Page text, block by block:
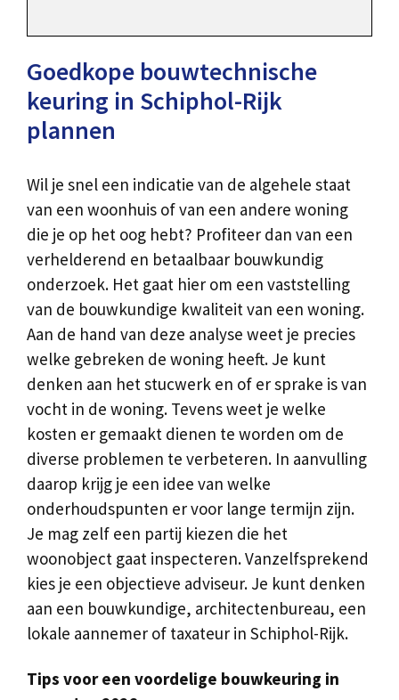
Goedkope bouwtechnische
keuring in Schiphol-Rijk
plannen
Wil je snel een indicatie van de algehele staat
van een woonhuis of van een andere woning
die je op het oog hebt? Profiteer dan van een
verhelderend en betaalbaar bouwkundig
onderzoek. Het gaat hier om een vaststelling
van de bouwkundige kwaliteit van een woning.
Aan de hand van deze analyse weet je precies
welke gebreken de woning heeft. Je kunt
denken aan het stucwerk en of er sprake is van
vocht in de woning. Tevens weet je welke
kosten er gemaakt dienen te worden om de
diverse problemen te verbeteren. In aanvulling
daarop krijg je een idee van welke
onderhoudspunten er voor lange termijn zijn.
Je mag zelf een partij kiezen die het
woonobject gaat inspecteren. Vanzelfsprekend
kies je een objectieve adviseur. Je kunt denken
aan een bouwkundige, architectenbureau, een
lokale aannemer of taxateur in Schiphol-Rijk.
Tips voor een voordelige bouwkeuring in